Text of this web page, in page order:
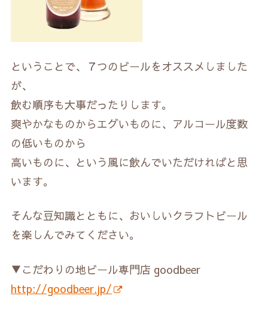
ということで、７つのビールをオススメしました
が、
飲む順序も大事だったりします。
爽やかなものからエグいものに、アルコール度数
の低いものから
高いものに、という風に飲んでいただければと思
います。
そんな豆知識とともに、おいしいクラフトビール
を楽しんでみてください。
▼こだわりの地ビール専門店 goodbeer
http://goodbeer.jp/